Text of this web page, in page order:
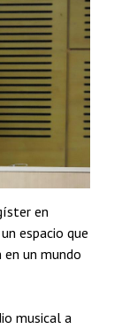
en
espacio que
un mundo
musical a